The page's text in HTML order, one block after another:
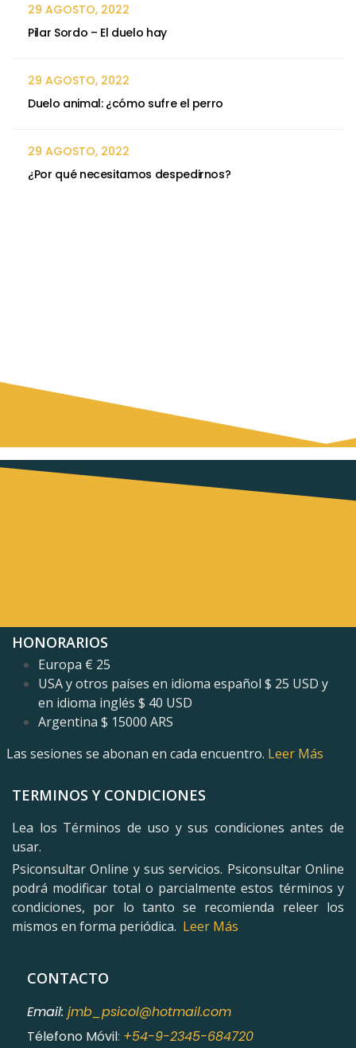
29 AGOSTO, 2022
Pilar Sordo – El duelo hay
29 AGOSTO, 2022
Duelo animal: ¿cómo sufre el perro
29 AGOSTO, 2022
¿Por qué necesitamos despedirnos?
HONORARIOS
Europa € 25
USA y otros países en idioma español $ 25 USD y
en idioma inglés $ 40 USD
Argentina $ 15000 ARS
Las sesiones se abonan en cada encuentro. Leer Más
TERMINOS Y CONDICIONES
Lea los Términos de uso y sus condiciones antes de
usar.
Psiconsultar Online y sus servicios. Psiconsultar Online
podrá modificar total o parcialmente estos términos y
condiciones, por lo tanto se recomienda releer los
mismos en forma periódica. Leer Más
CONTACTO
Email: jmb_psicol@hotmail.com
Télefono Móvil: +54-9-2345-684720